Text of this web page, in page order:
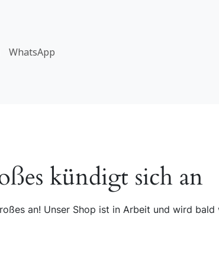
WhatsApp
kündigt sich an
an! Unser Shop ist in Arbeit und wird